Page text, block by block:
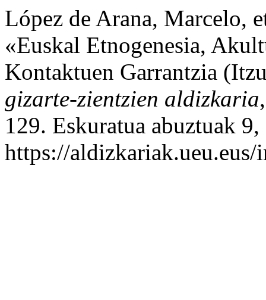
López de Arana, Marcelo,
«Euskal Etnogenesia,
Kontaktuen Garrantzia
gizarte-zientzien aldizkaria
129. Eskuratua abuztuak
https://